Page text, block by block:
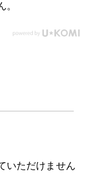
。
いただけません